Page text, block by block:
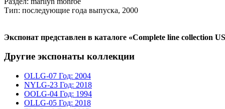
Тип: последующие года выпуска, 2000
Экспонат представлен в каталоге «Complete line collection
Другие экспонаты коллекции
OLLG-07 Год: 2004
NYLG-23 Год: 2018
OOLG-04 Год: 1994
OLLG-05 Год: 2018